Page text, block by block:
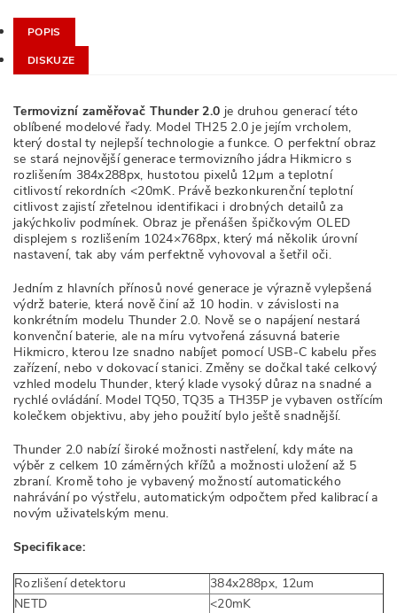
POPIS
DISKUZE
Termovizní zaměřovač Thunder 2.0 je druhou generací této
oblíbené modelové řady. Model TH25 2.0 je jejím vrcholem,
který dostal ty nejlepší technologie a funkce. O perfektní obraz
se stará nejnovější generace termovizního jádra Hikmicro s
rozlišením 384x288px, hustotou pixelů 12μm a teplotní
citlivostí rekordních <20mK. Právě bezkonkurenční teplotní
citlivost zajistí zřetelnou identifikaci i drobných detailů za
jakýchkoliv podmínek. Obraz je přenášen špičkovým OLED
displejem s rozlišením 1024×768px, který má několik úrovní
nastavení, tak aby vám perfektně vyhovoval a šetřil oči.
Jedním z hlavních přínosů nové generace je výrazně vylepšená
výdrž baterie, která nově činí až 10 hodin. v závislosti na
konkrétním modelu Thunder 2.0. Nově se o napájení nestará
konvenční baterie, ale na míru vytvořená zásuvná baterie
Hikmicro, kterou lze snadno nabíjet pomocí USB-C kabelu přes
zařízení, nebo v dokovací stanici. Změny se dočkal také celkový
vzhled modelu Thunder, který klade vysoký důraz na snadné a
rychlé ovládání. Model TQ50, TQ35 a TH35P je vybaven ostřícím
kolečkem objektivu, aby jeho použití bylo ještě snadnější.
Thunder 2.0 nabízí široké možnosti nastřelení, kdy máte na
výběr z celkem 10 záměrných křížů a možnosti uložení až 5
zbraní. Kromě toho je vybavený možností automatického
nahrávání po výstřelu, automatickým odpočtem před kalibrací a
novým uživatelským menu.
Specifikace:
Rozlišení detektoru
384x288px, 12um
NETD
<20mK